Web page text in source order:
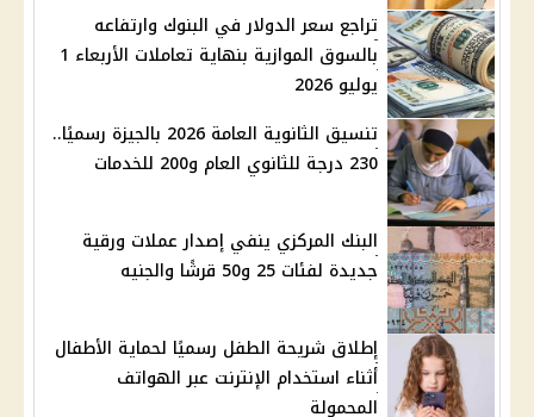
تراجع سعر الدولار في البنوك وارتفاعه
بالسوق الموازية بنهاية تعاملات الأربعاء 1
يوليو 2026
تنسيق الثانوية العامة 2026 بالجيزة رسميًا..
230 درجة للثانوي العام و200 للخدمات
البنك المركزي ينفي إصدار عملات ورقية
جديدة لفئات 25 و50 قرشًا والجنيه
إطلاق شريحة الطفل رسميًا لحماية الأطفال
أثناء استخدام الإنترنت عبر الهواتف
المحمولة